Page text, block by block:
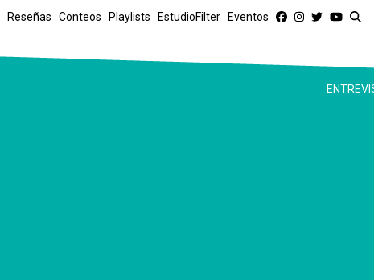
Reseñas Conteos Playlists EstudioFilter Eventos